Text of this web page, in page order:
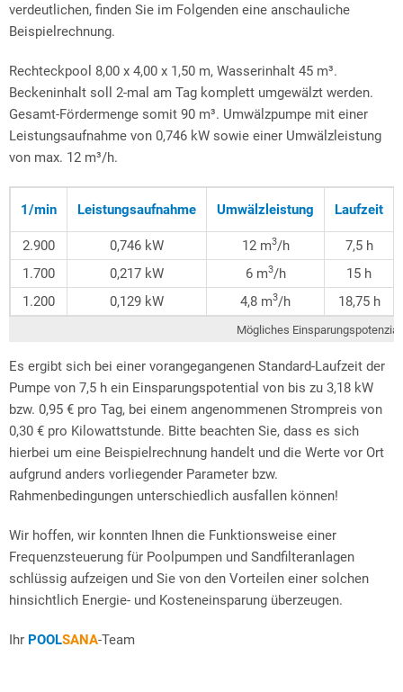
verdeutlichen, finden Sie im Folgenden eine anschauliche
Beispielrechnung.
Rechteckpool 8,00 x 4,00 x 1,50 m, Wasserinhalt 45 m³.
Beckeninhalt soll 2-mal am Tag komplett umgewälzt werden.
Gesamt-Fördermenge somit 90 m³. Umwälzpumpe mit einer
Leistungsaufnahme von 0,746 kW sowie einer Umwälzleistung
von max. 12 m³/h.
Mögliches Einsparungspotenzial
1/min Leistungsaufnahme Umwälzleistung Laufzeit
2.900 0,746 kW 12 m3/h
7,5 h
1.700
0,217 kW 6 m3/h
15 h
1.200
0,129 kW 4,8 m3/h 18,75 h
Es ergibt sich bei einer vorangegangenen Standard-Laufzeit der
Pumpe von 7,5 h ein Einsparungspotential von bis zu 3,18 kW
bzw. 0,95 € pro Tag, bei einem angenommenen Strompreis von
0,30 € pro Kilowattstunde. Bitte beachten Sie, dass es sich
hierbei um eine Beispielrechnung handelt und die Werte vor Ort
aufgrund anders vorliegender Parameter bzw.
Rahmenbedingungen unterschiedlich ausfallen können!
Wir hoffen, wir konnten Ihnen die Funktionsweise einer
Frequenzsteuerung für Poolpumpen und Sandfilteranlagen
schlüssig aufzeigen und Sie von den Vorteilen einer solchen
hinsichtlich Energie- und Kosteneinsparung überzeugen.
Ihr POOLSANA-Team